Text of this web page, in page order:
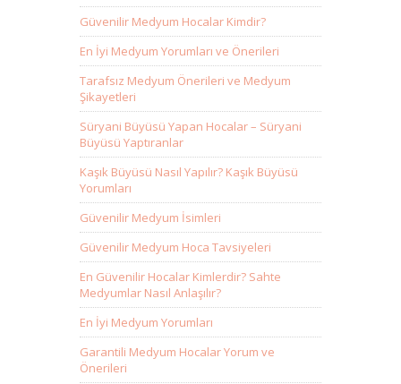
Güvenilir Medyum Hocalar Kimdir?
En İyi Medyum Yorumları ve Önerileri
Tarafsız Medyum Önerileri ve Medyum
Şikayetleri
Süryani Büyüsü Yapan Hocalar – Süryani
Büyüsü Yaptıranlar
Kaşık Büyüsü Nasıl Yapılır? Kaşık Büyüsü
Yorumları
Güvenilir Medyum İsimleri
Güvenilir Medyum Hoca Tavsiyeleri
En Güvenilir Hocalar Kimlerdir? Sahte
Medyumlar Nasıl Anlaşılır?
En İyi Medyum Yorumları
Garantili Medyum Hocalar Yorum ve
Önerileri